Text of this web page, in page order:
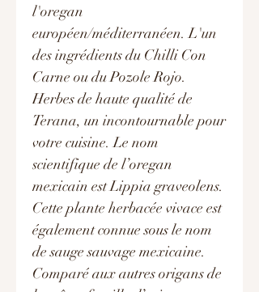
l'oregan
européen/méditerranéen. L'un
des ingrédients du Chilli Con
Carne ou du Pozole Rojo.
Herbes de haute qualité de
Terana, un incontournable pour
votre cuisine. Le nom
scientifique de l’oregan
mexicain est Lippia graveolens.
Cette plante herbacée vivace est
également connue sous le nom
de sauge sauvage mexicaine.
Comparé aux autres origans de